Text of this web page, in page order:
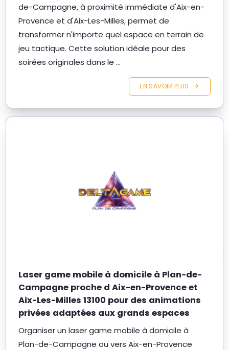
de-Campagne, à proximité immédiate d'Aix-en-
Provence et d'Aix-Les-Milles, permet de
transformer n'importe quel espace en terrain de
jeu tactique. Cette solution idéale pour des
soirées originales dans le ...
EN SAVOIR PLUS
Laser game mobile à domicile à Plan-de-
Campagne proche d Aix-en-Provence et
Aix-Les-Milles 13100 pour des animations
privées adaptées aux grands espaces
Organiser un laser game mobile à domicile à
Plan-de-Campagne ou vers Aix-en-Provence